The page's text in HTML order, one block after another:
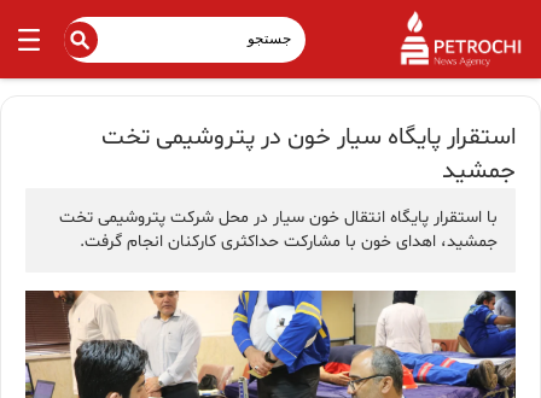
استقرار پایگاه سیار خون در پتروشیمی تخت
جمشید
با استقرار پایگاه انتقال خون سیار در محل شرکت پتروشیمی تخت
جمشید، اهدای خون با مشارکت حداکثری کارکنان انجام گرفت.